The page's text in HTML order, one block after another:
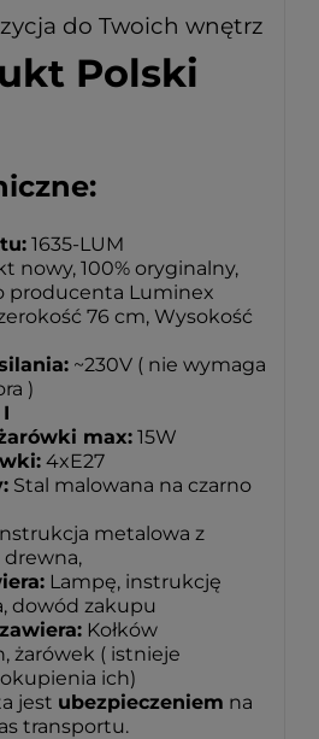
do Twoich wnętrz
Polski
1635-LUM
nowy, 100% oryginalny,
producenta Luminex
76 cm, Wysokość
~230V ( nie wymaga
)
max: 15W
4xE27
Stal malowana na czarno
metalowa z
Lampę, instrukcję
dowód zakupu
Kołków
żarówek ( istnieje
ich)
jest ubezpieczeniem na
transportu.